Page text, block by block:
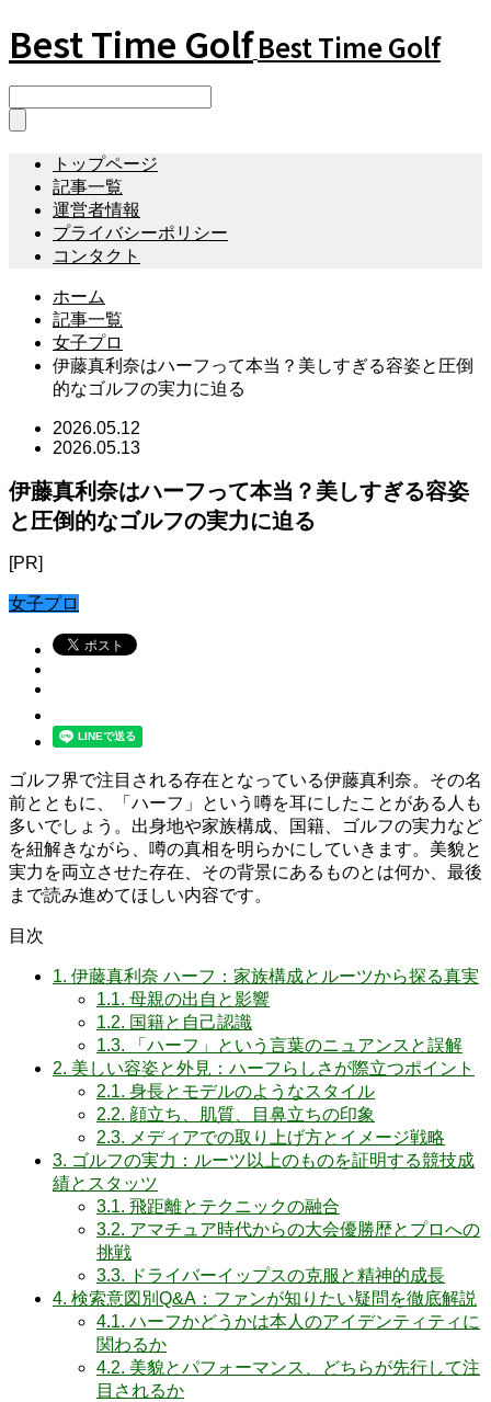
Best Time GolfBest Time Golf
トップページ
記事一覧
運営者情報
プライバシーポリシー
コンタクト
ホーム
記事一覧
女子プロ
伊藤真利奈はハーフって本当？美しすぎる容姿と圧倒
的なゴルフの実力に迫る
2026.05.12
2026.05.13
伊藤真利奈はハーフって本当？美しすぎる容姿
と圧倒的なゴルフの実力に迫る
[PR]
女子プロ
ゴルフ界で注目される存在となっている伊藤真利奈。その名
前とともに、「ハーフ」という噂を耳にしたことがある人も
多いでしょう。出身地や家族構成、国籍、ゴルフの実力など
を紐解きながら、噂の真相を明らかにしていきます。美貌と
実力を両立させた存在、その背景にあるものとは何か、最後
まで読み進めてほしい内容です。
目次
1. 伊藤真利奈 ハーフ：家族構成とルーツから探る真実
1.1. 母親の出自と影響
1.2. 国籍と自己認識
1.3. 「ハーフ」という言葉のニュアンスと誤解
2. 美しい容姿と外見：ハーフらしさが際立つポイント
2.1. 身長とモデルのようなスタイル
2.2. 顔立ち、肌質、目鼻立ちの印象
2.3. メディアでの取り上げ方とイメージ戦略
3. ゴルフの実力：ルーツ以上のものを証明する競技成
績とスタッツ
3.1. 飛距離とテクニックの融合
3.2. アマチュア時代からの大会優勝歴とプロへの
挑戦
3.3. ドライバーイップスの克服と精神的成長
4. 検索意図別Q&A：ファンが知りたい疑問を徹底解説
4.1. ハーフかどうかは本人のアイデンティティに
関わるか
4.2. 美貌とパフォーマンス、どちらが先行して注
目されるか